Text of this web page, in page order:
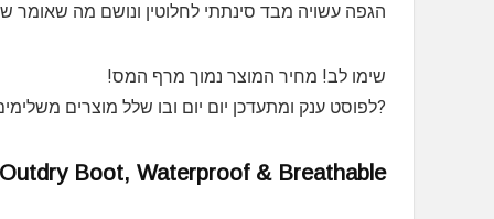
הגפה עשויה מבד סינתתי לחלוטין ונושם מה שאומר
שימו לב! מחיר המוצר נמוך מרף המס!
?לפוסט ענק ומתעדכן יום יום ובו שלל מוצרים
Boot, Waterproof & Breathable